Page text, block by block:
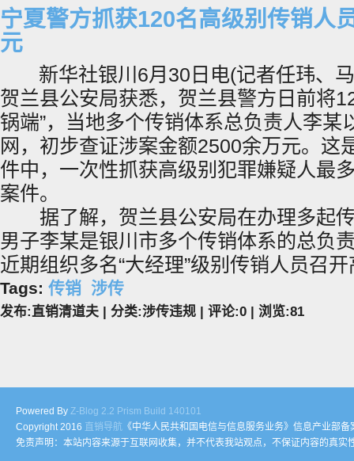
宁夏警方抓获120名高级别传销人
元
新华社银川6月30日电(记者任玮、马
贺兰县公安局获悉，贺兰县警方日前将
锅端”，当地多个传销体系总负责人李某
网，初步查证涉案金额2500余万元。这
件中，一次性抓获高级别犯罪嫌疑人最
案件。
据了解，贺兰县公安局在办理多起传
男子李某是银川市多个传销体系的总负
近期组织多名“大经理”级别传销人员召
Tags: 传销 涉传
发布:直销清道夫 | 分类:涉传违规 | 评论:0 | 浏览:81
Powered By Z-Blog 2.2 Prism Build 140101
Copyright 2016 直销导航 《中华人民共和国电信与信息服务业务》信息产业部
免责声明：本站内容来源于互联网收集，并不代表我站观点，不保证内容的真